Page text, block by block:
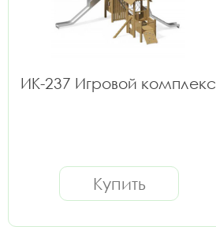
ИК-237 Игровой комплекс
Купить